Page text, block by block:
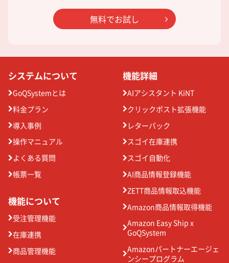
無料でお試し
システムについて
GoQSystemとは
料金プラン
導入事例
操作マニュアル
よくある質問
帳票一覧
機能について
受注管理機能
在庫連携
商品管理機能
機能詳細
AIアシスタント KiNT
クリックポスト拡張機能
レターパック
スゴイ在庫連携
スゴイ自動化
AI商品情報登録機能
ZETT商品情報取込機能
Amazon商品情報取得機能
Amazon Easy Ship x
GoQSystem
Amazonパートナーエージェ
ンシープログラム